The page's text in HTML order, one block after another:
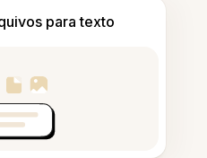
para texto